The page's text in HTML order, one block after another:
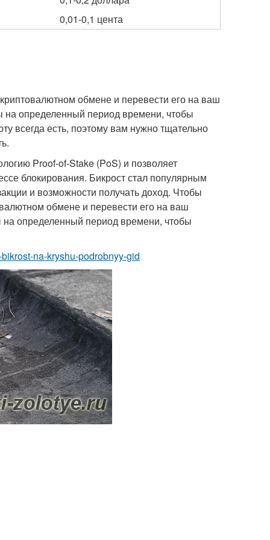
0,01-0,1 цента
обмене и перевести его на ваш
на определенный период времени, чтобы
всегда есть, поэтому вам нужно тщательно
Proof-of-Stake (PoS) и позволяет
блокирования. Бикрост стал популярным
и возможности получать доход. Чтобы
обмене и перевести его на ваш
определенный период времени, чтобы
na-kryshu-podrobnyy-gid